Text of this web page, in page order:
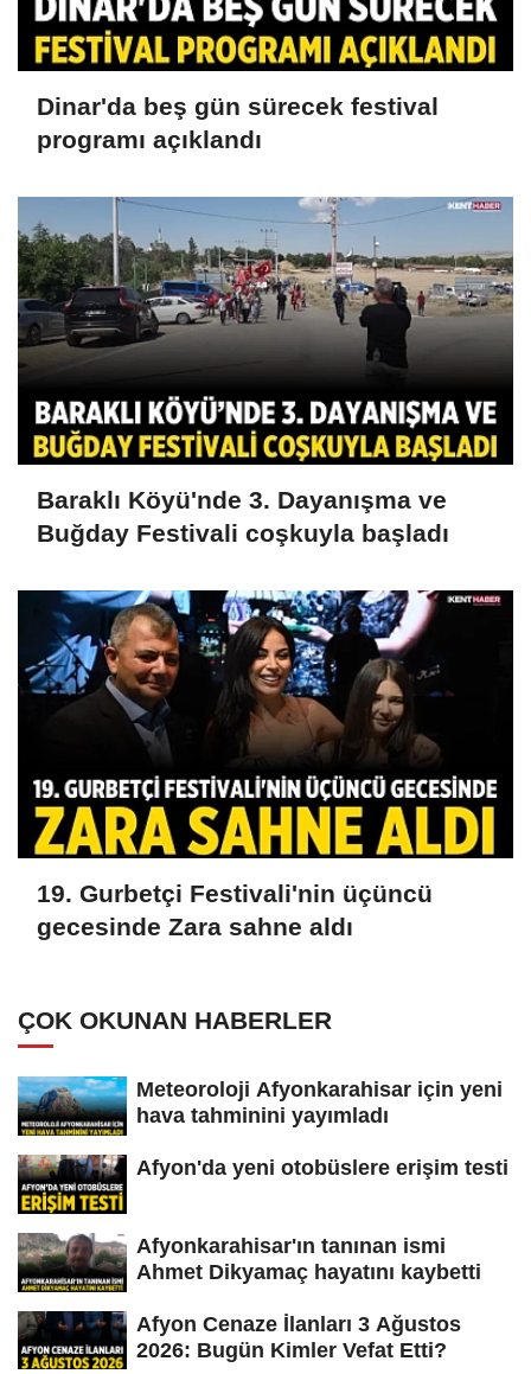
Dinar'da beş gün sürecek festival
programı açıklandı
Baraklı Köyü'nde 3. Dayanışma ve
Buğday Festivali coşkuyla başladı
19. Gurbetçi Festivali'nin üçüncü
gecesinde Zara sahne aldı
ÇOK OKUNAN HABERLER
Meteoroloji Afyonkarahisar için yeni
hava tahminini yayımladı
Afyon'da yeni otobüslere erişim testi
Afyonkarahisar'ın tanınan ismi
Ahmet Dikyamaç hayatını kaybetti
Afyon Cenaze İlanları 3 Ağustos
2026: Bugün Kimler Vefat Etti?